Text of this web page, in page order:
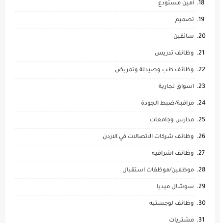
امين مستودع
تصميم
سائقين
وظائف تدريس
وظائف طب وصيدلة وتمريض
اسواق تجارية
مراقبة/ضبط الجودة
مدارس وجامعات
وظائف شركات الاتصالات في الاردن
وظائف اشرافيه
موظفين/موظفات استقبال
سوشال ميديا
وظائف لوجستيه
مشتريات